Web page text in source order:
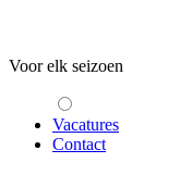
Voor elk seizoen
Vacatures
Contact